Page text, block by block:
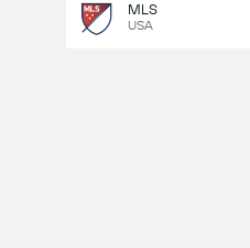
MLS
USA